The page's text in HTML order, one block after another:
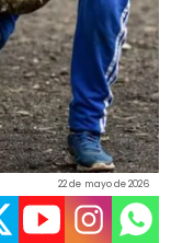
22 de mayo de 2026